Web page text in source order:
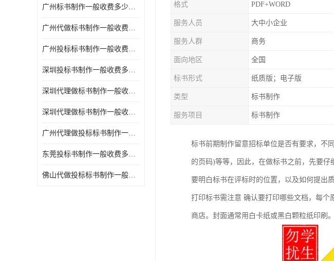
广州标书制作一般收费多少钱 周期快
广州代做标书制作一般收费多少钱 经验丰富
广州投标标书制作一般收费多少钱 一对一服务
深圳投标书制作一般收费多少钱 代写各类工程
深圳代理做标书制作一般收费多少钱 满足客户需求
深圳代理做标书制作一般收费多少钱 诚信合作
广州代理做投标标书制作一般收费多少钱 满足客户需求
东莞投标书制作一般收费多少钱 服务好
佛山代做投标标书制作一般收费多少钱 经验丰富
格式 PDF+WORD
服务人员 大中小企业
服务人群 商务
面向地区 全国
标书形式 纸质版；电子版
类型 标书制作
服务项目 标书制作
标书前期制作留意招标单位是否有要求，不
的页码)等等，因此，在做标书之前，先要
要明白标书在评标时的位置，以及如何提出质
打印标书需注意 确认要打印哪些文档，每
商店。封面通常用白卡纸或黑白颗粒纸印刷。